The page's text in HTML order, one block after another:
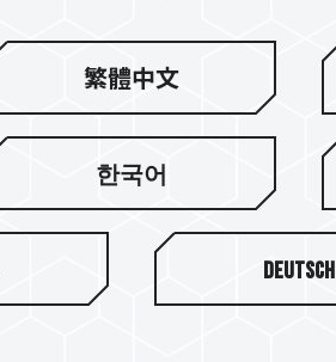
繁體中文
한국어
Deutsch